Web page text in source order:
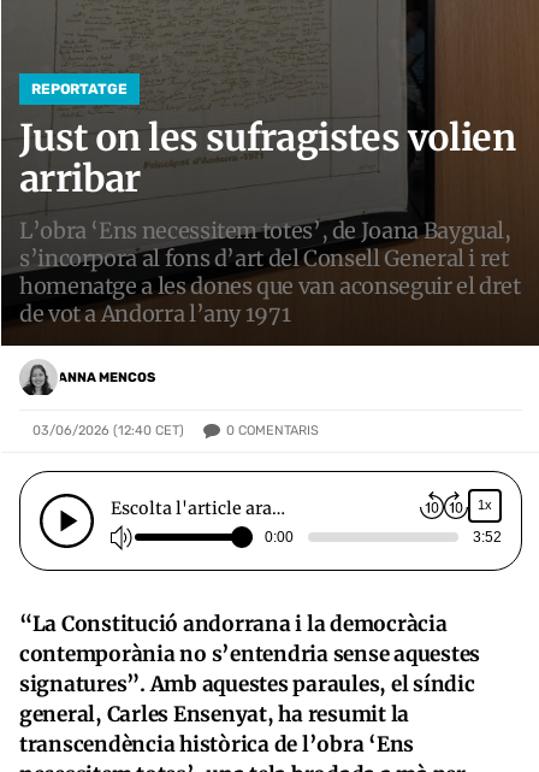
REPORTATGE
Just on les sufragistes volien
arribar
L’obra ‘Ens necessitem totes’, de Joana Baygual,
s’incorpora al fons d’art del Consell General i ret
homenatge a les dones que van aconseguir el dret
de vot a Andorra l’any 1971
ANNA MENCOS
03/06/2026 (12:40 CET) 0 COMENTARIS
Escolta l'article ara… 1x
0:00 3:52
“La Constitució andorrana i la democràcia
contemporània no s’entendria sense aquestes
signatures”. Amb aquestes paraules, el síndic
general, Carles Ensenyat, ha resumit la
transcendència històrica de l’obra ‘Ens